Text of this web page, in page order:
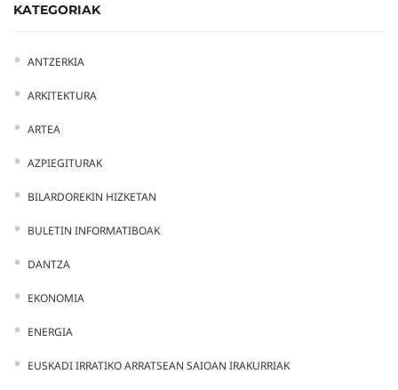
KATEGORIAK
ANTZERKIA
ARKITEKTURA
ARTEA
AZPIEGITURAK
BILARDOREKIN HIZKETAN
BULETIN INFORMATIBOAK
DANTZA
EKONOMIA
ENERGIA
EUSKADI IRRATIKO ARRATSEAN SAIOAN IRAKURRIAK